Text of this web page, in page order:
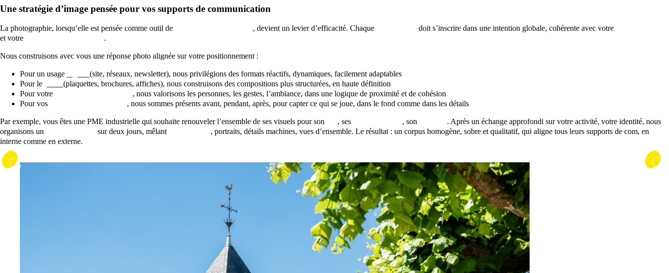
Une stratégie d’image pensée pour vos supports de communication
La photographie, lorsqu’elle est pensée comme outil de , devient un levier d’efficacité. Chaque doit s’inscrire dans une intention globale, cohérente avec votre
et votre
.
Nous construisons avec vous une réponse photo alignée sur votre positionnement :
Pour un usage
(site, réseaux, newsletter), nous privilégions des formats réactifs, dynamiques, facilement adaptables
Pour le
(plaquettes, brochures, affiches), nous construisons des compositions plus structurées, en haute définition
Pour votre
, nous valorisons les personnes, les gestes, l’ambiance, dans une logique de proximité et de cohésion
Pour vos
, nous sommes présents avant, pendant, après, pour capter ce qui se joue, dans le fond comme dans les détails
Par exemple, vous êtes une PME industrielle qui souhaite renouveler l’ensemble de ses visuels pour son , ses , son
. Après un échange approfondi sur votre activité, votre identité, nous
organisons un
sur deux jours, mêlant
, portraits, détails machines, vues d’ensemble. Le résultat : un corpus homogène, sobre et qualitatif, qui aligne tous leurs supports de com, en
interne comme en externe.